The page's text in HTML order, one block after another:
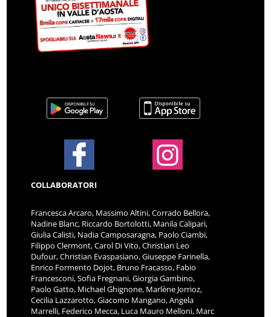
COLLABORATORI
Francesca Arcaro, Massimo Altini, Corrado Bellora,
Nadine Blanc, Riccardo Bortolotti, Manila Calipari,
Giulia Calisti, Nadia Camposaragna, Paolo Ciambi,
Filippo Clermont, Carol Di Vito, Christian Leo
Dufour, Christian Evaspasiano, Giuseppe Farinella,
Enrico Formento Dojot, Bruno Fracasso, Fabio
Francesconi, Sofia Fregnani, Giorgia Gambino,
Paolo Gatto, Michael Ghignone, Marlène Jorrioz,
Cecilia Lazzarotto, Giacomo Mangano, Angela
Marrelli, Federico Mecca, Luca Mauro Melloni, Marc